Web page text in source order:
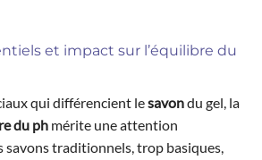
et impact sur l’équilibre du
qui différencient lesavondu gel, la
du ph mérite une attention
savons traditionnels, trop basiques,